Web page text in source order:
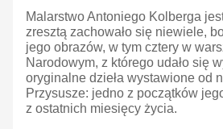
Malarstwo Antoniego Kolberga
zresztą zachowało się niewiele,
jego obrazów, w tym cztery w
Narodowym, z którego udało się
oryginalne dzieła wystawione od
Przysusze: jedno z początków
z ostatnich miesięcy życia.